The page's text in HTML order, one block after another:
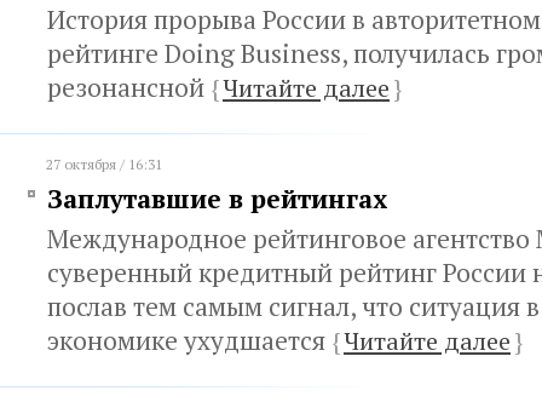
История прорыва России в
рейтинге Doing Business, получилась
резонансной {Читайте далее}
27 октября / 16:31
Заплутавшие в рейтингах
Международное рейтинговое агентство
суверенный кредитный рейтинг России
послав тем самым сигнал, что ситуация
экономике ухудшается {Читайте далее}